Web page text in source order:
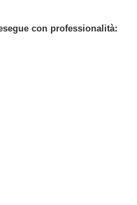
con professionalità: